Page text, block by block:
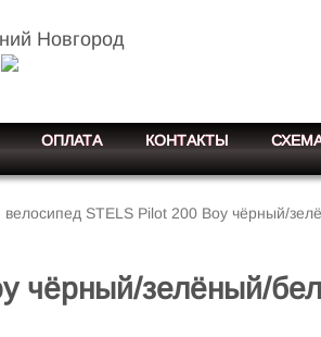
Новгород
ОПЛАТА КОНТАКТЫ
велосипед STELS Pilot 200 Boy чёрный/
чёрный/зелёный/